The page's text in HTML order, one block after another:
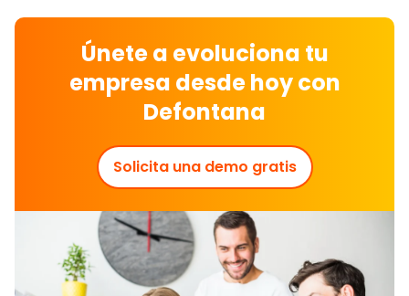
Únete a evoluciona tu
empresa desde hoy con
Defontana
Solicita una demo gratis